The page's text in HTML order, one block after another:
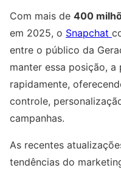
Com mais de 400
em 2025, o Snapchat
entre o público da
manter essa posição,
rapidamente,
controle,
campanhas.
As recentes
tendências do